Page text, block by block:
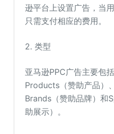
逊平台上设置广告，当
只需支付相应的费用。
2. 类型
亚马逊PPC广告主要包
Products（赞助产品）
Brands（赞助品牌）
助展示）。